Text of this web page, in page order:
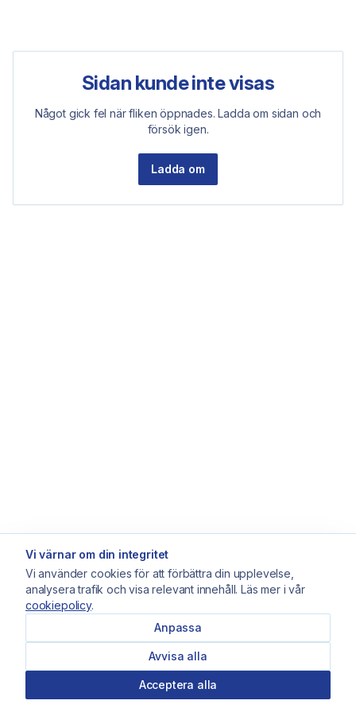
Vi värnar om din integritet
Vi använder cookies för att förbättra din upplevelse,
analysera trafik och visa relevant innehåll. Läs mer i vår
cookiepolicy.
Anpassa
Avvisa alla
Acceptera alla
Sidan kunde inte visas
Något gick fel när fliken öppnades. Ladda om sidan och
försök igen.
Ladda om